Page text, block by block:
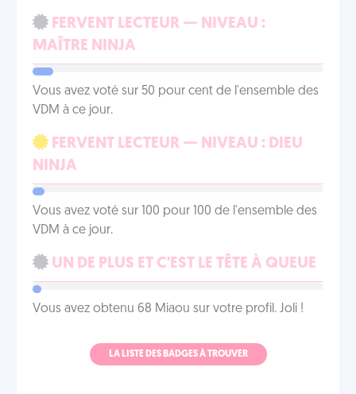
FERVENT LECTEUR — NIVEAU :
MAÎTRE NINJA
Vous avez voté sur 50 pour cent de l'ensemble des
VDM à ce jour.
FERVENT LECTEUR — NIVEAU : DIEU
NINJA
Vous avez voté sur 100 pour 100 de l'ensemble des
VDM à ce jour.
UN DE PLUS ET C'EST LE TÊTE À QUEUE
Vous avez obtenu 68 Miaou sur votre profil. Joli !
LA LISTE DES BADGES À TROUVER